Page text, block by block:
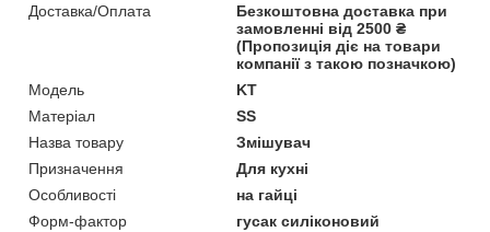
Доставка/Оплата
Безкоштовна доставка при
замовленні від 2500 ₴
(Пропозиція діє на товари
компанії з такою позначкою)
Мoдель
KT
Матеріал
SS
Назва товару
Змішувач
Призначення
Для кухні
Особливості
на гайці
Форм-фактор
гусак силіконовий